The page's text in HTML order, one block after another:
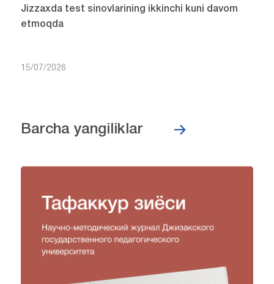
Jizzaxda test sinovlarining ikkinchi kuni davom
etmoqda
15/07/2026
Barcha yangiliklar